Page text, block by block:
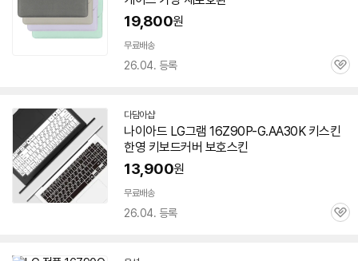
이
19,800원
무료배송
26.04. 등록
관
다담아샵네
이
버
이
나이아드 LG그램 16Z90P-G.AA30K키스킨
한영 키보드커버 보호스킨
13,900원
무료배송
26.04. 등록
관